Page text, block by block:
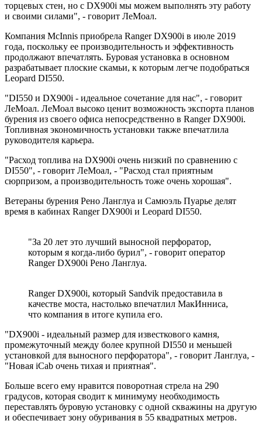
торцевых стен, но с DX900i мы можем выполнять эту работу
и своими силами", - говорит ЛеМоал.
Компания McInnis приобрела Ranger DX900i в июле 2019
года, поскольку ее производительность и эффективность
продолжают впечатлять. Буровая установка в основном
разрабатывает плоские скамьи, к которым легче подобраться
Leopard DI550.
"DI550 и DX900i - идеальное сочетание для нас", - говорит
ЛеМоал. ЛеМоал высоко ценит возможность экспорта планов
бурения из своего офиса непосредственно в Ranger DX900i.
Топливная экономичность установки также впечатлила
руководителя карьера.
"Расход топлива на DX900i очень низкий по сравнению с
DI550", - говорит ЛеМоал, - "Расход стал приятным
сюрпризом, а производительность тоже очень хорошая".
Ветераны бурения Рено Ланглуа и Самюэль Пуарье делят
время в кабинах Ranger DX900i и Leopard DI550.
"За 20 лет это лучший выносной перфоратор,
которым я когда-либо бурил", - говорит оператор
Ranger DX900i Рено Ланглуа.
Ranger DX900i, который Sandvik предоставила в
качестве моста, настолько впечатлил МакИнниса,
что компания в итоге купила его.
"DX900i - идеальный размер для известкового камня,
промежуточный между более крупной DI550 и меньшей
установкой для выносного перфоратора", - говорит Ланглуа, -
"Новая iCab очень тихая и приятная".
Больше всего ему нравится поворотная стрела на 290
градусов, которая сводит к минимуму необходимость
переставлять буровую установку с одной скважины на другую
и обеспечивает зону обуривания в 55 квадратных метров.